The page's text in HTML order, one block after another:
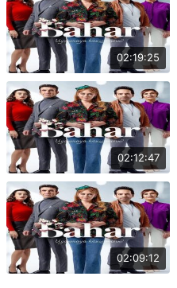
02:19:25
02:12:47
02:09:12